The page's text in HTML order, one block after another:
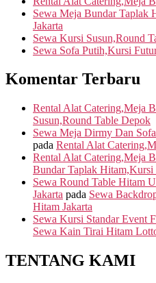
Sewa Meja Bundar Taplak
Jakarta
Sewa Kursi Susun,Round
Sewa Sofa Putih,Kursi
Komentar Terbaru
Rental Alat Catering,Meja
Susun,Round Table Depok
Sewa Meja Dirmy Dan
pada Rental Alat
Rental Alat Catering,Meja
Bundar Taplak Hitam,Kursi
Sewa Round Table Hitam
Jakarta pada Sewa
Hitam Jakarta
Sewa Kursi Standar Event
Sewa Kain Tirai Hitam
TENTANG KAMI